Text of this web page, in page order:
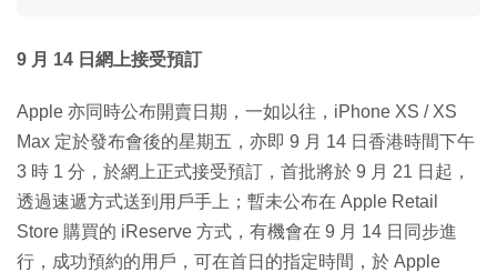
9 月 14 日網上接受預訂
Apple 亦同時公布開賣日期，一如以往，iPhone XS / XS
Max 定於發布會後的星期五，亦即 9 月 14 日香港時間下午
3 時 1 分，於網上正式接受預訂，首批將於 9 月 21 日起，
透過速遞方式送到用戶手上；暫未公布在 Apple Retail
Store 購買的 iReserve 方式，有機會在 9 月 14 日同步進
行，成功預約的用戶，可在首日的指定時間，於 Apple